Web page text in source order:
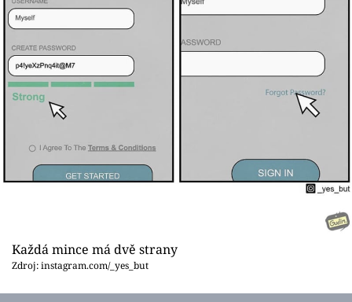
Každá mince má dvě strany
Zdroj: instagram.com/_yes_but